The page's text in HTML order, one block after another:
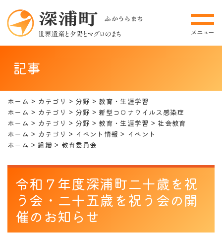
記事
ホーム カテゴリ 分野
教育・生涯学習
ホーム
カテゴリ 分野
新型コロナウイルス感染症
ホーム
カテゴリ 分野 教育・生涯学習
社会教育
ホーム
カテゴリ イベント情報
イベント
ホーム
組織 教育委員会
令和７年度深浦町二十歳を祝
う会・二十五歳を祝う会の開
催のお知らせ